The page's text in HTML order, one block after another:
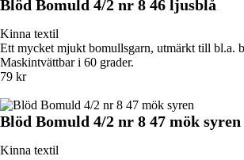
Blöd Bomuld 4/2 nr 8 46 ljusblå
Kinna textil
Ett mycket mjukt bomullsgarn, utmärkt till bl.a.
Maskintvättbar i 60 grader.
79 kr
Blöd Bomuld 4/2 nr 8 47 mök syren
Kinna textil